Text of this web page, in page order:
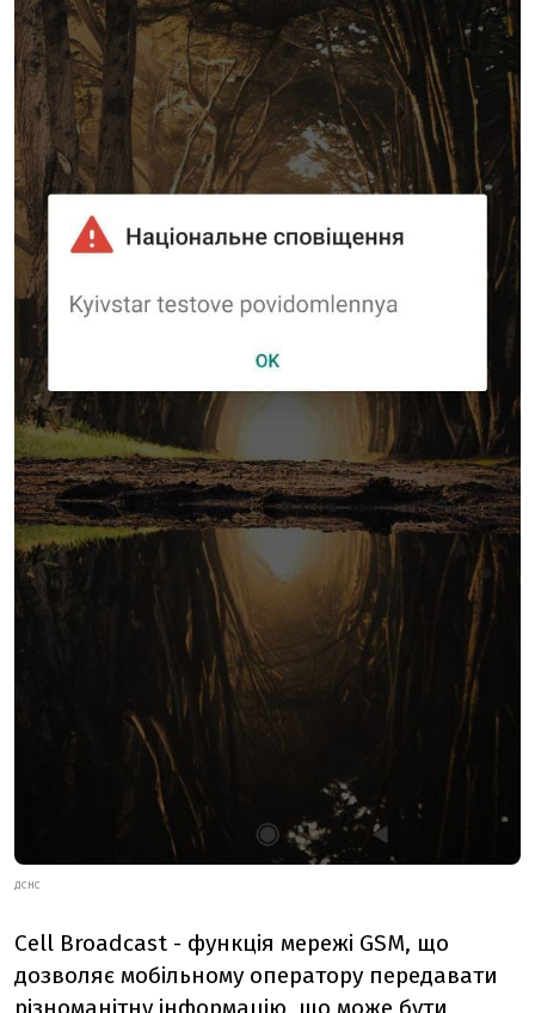
ДСНС
Cell Broadcast - функція мережі GSM, що
дозволяє мобільному оператору передавати